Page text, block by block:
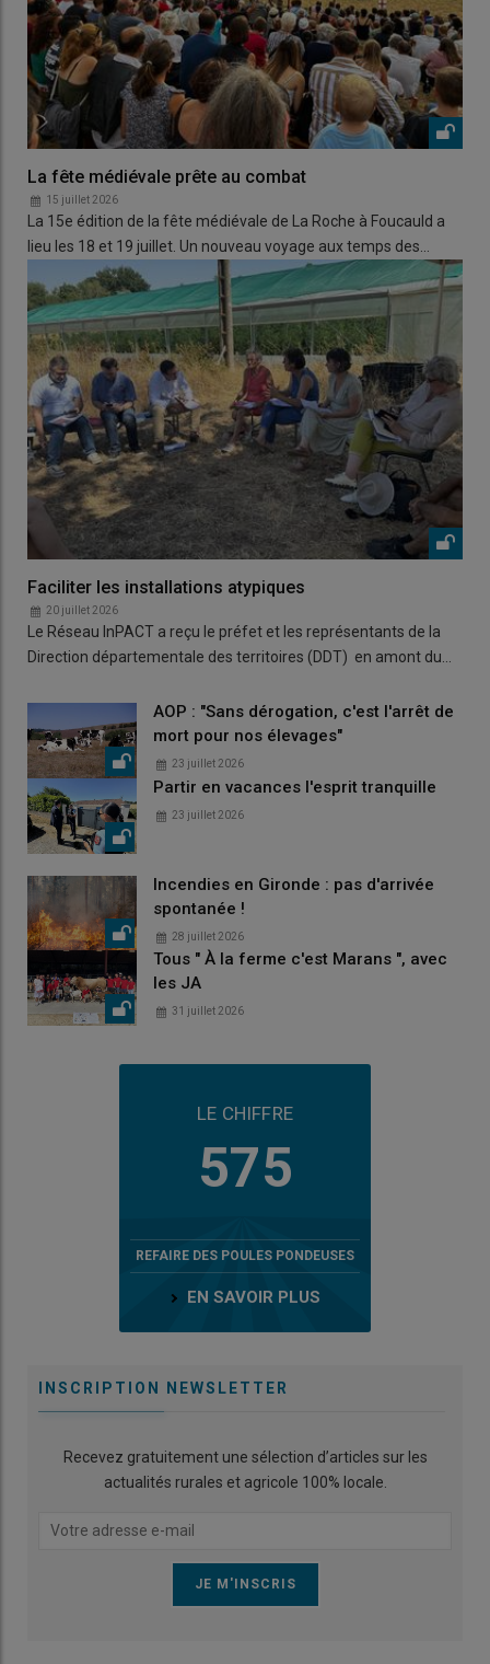
La fête médiévale prête au combat
15 juillet 2026
La 15e édition de la fête médiévale de La Roche à Foucauld a
lieu les 18 et 19 juillet. Un nouveau voyage aux temps des…
Faciliter les installations atypiques
20 juillet 2026
Le Réseau InPACT a reçu le préfet et les représentants de la
Direction départementale des territoires (DDT) en amont du…
AOP : "Sans dérogation, c'est l'arrêt de
mort pour nos élevages"
23 juillet 2026
Partir en vacances l'esprit tranquille
23 juillet 2026
Incendies en Gironde : pas d'arrivée
spontanée !
28 juillet 2026
Tous " À la ferme c'est Marans ", avec
les JA
31 juillet 2026
LE CHIFFRE
575
REFAIRE DES POULES PONDEUSES
EN SAVOIR PLUS
INSCRIPTION NEWSLETTER
Recevez gratuitement une sélection d’articles sur les
actualités rurales et agricole 100% locale.